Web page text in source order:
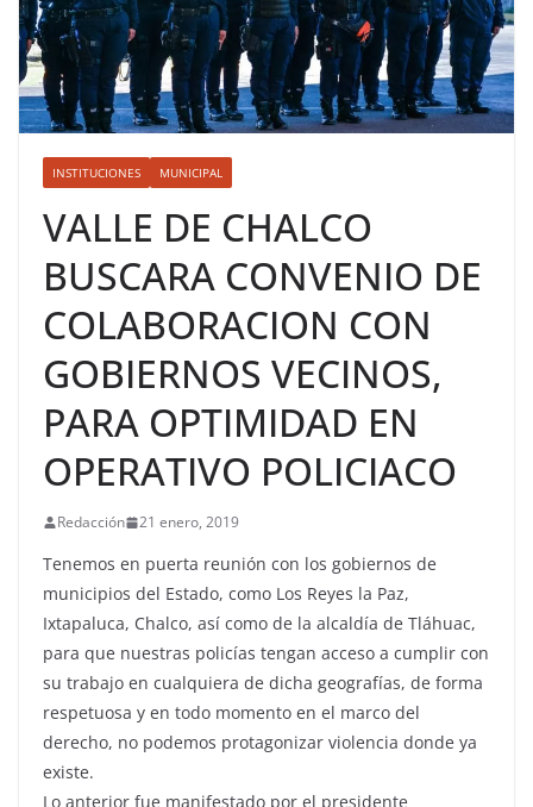
INSTITUCIONES MUNICIPAL
VALLE DE CHALCO
BUSCARA CONVENIO DE
COLABORACION CON
GOBIERNOS VECINOS,
PARA OPTIMIDAD EN
OPERATIVO POLICIACO
Redacción 21 enero, 2019
Tenemos en puerta reunión con los gobiernos de
municipios del Estado, como Los Reyes la Paz,
Ixtapaluca, Chalco, así como de la alcaldía de Tláhuac,
para que nuestras policías tengan acceso a cumplir con
su trabajo en cualquiera de dicha geografías, de forma
respetuosa y en todo momento en el marco del
derecho, no podemos protagonizar violencia donde ya
existe.
Lo anterior fue manifestado por el presidente